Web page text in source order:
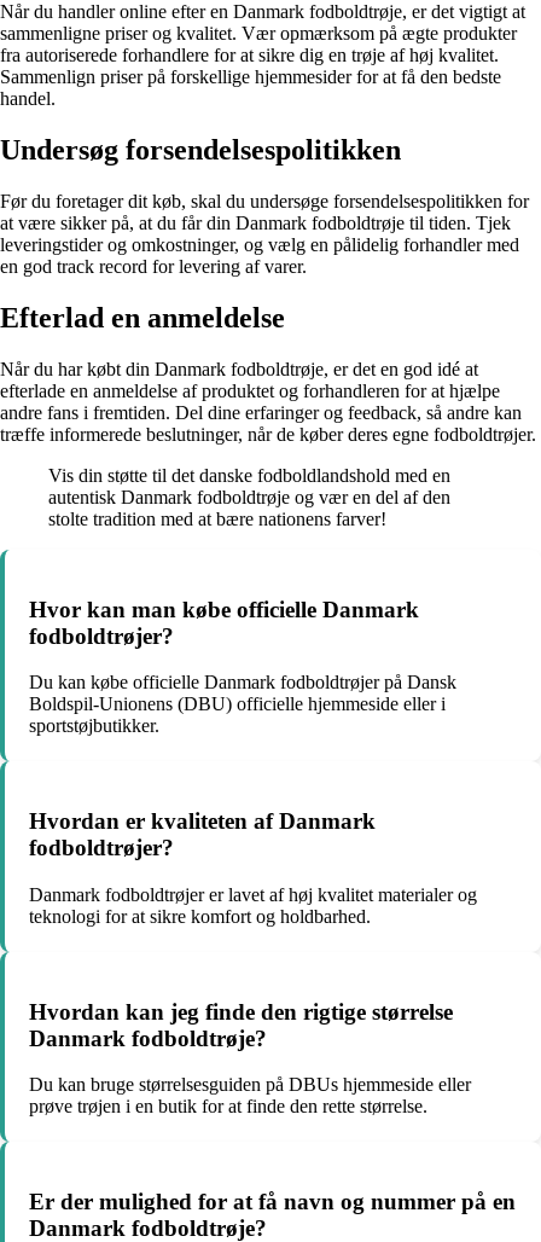
Når du handler online efter en Danmark fodboldtrøje, er det vigtigt at
sammenligne priser og kvalitet. Vær opmærksom på ægte produkter
fra autoriserede forhandlere for at sikre dig en trøje af høj kvalitet.
Sammenlign priser på forskellige hjemmesider for at få den bedste
handel.
Undersøg forsendelsespolitikken
Før du foretager dit køb, skal du undersøge forsendelsespolitikken for
at være sikker på, at du får din Danmark fodboldtrøje til tiden. Tjek
leveringstider og omkostninger, og vælg en pålidelig forhandler med
en god track record for levering af varer.
Efterlad en anmeldelse
Når du har købt din Danmark fodboldtrøje, er det en god idé at
efterlade en anmeldelse af produktet og forhandleren for at hjælpe
andre fans i fremtiden. Del dine erfaringer og feedback, så andre kan
træffe informerede beslutninger, når de køber deres egne fodboldtrøjer.
Vis din støtte til det danske fodboldlandshold med en
autentisk Danmark fodboldtrøje og vær en del af den
stolte tradition med at bære nationens farver!
Hvor kan man købe officielle Danmark
fodboldtrøjer?
Du kan købe officielle Danmark fodboldtrøjer på Dansk
Boldspil-Unionens (DBU) officielle hjemmeside eller i
sportstøjbutikker.
Hvordan er kvaliteten af Danmark
fodboldtrøjer?
Danmark fodboldtrøjer er lavet af høj kvalitet materialer og
teknologi for at sikre komfort og holdbarhed.
Hvordan kan jeg finde den rigtige størrelse
Danmark fodboldtrøje?
Du kan bruge størrelsesguiden på DBUs hjemmeside eller
prøve trøjen i en butik for at finde den rette størrelse.
Er der mulighed for at få navn og nummer på en
Danmark fodboldtrøje?